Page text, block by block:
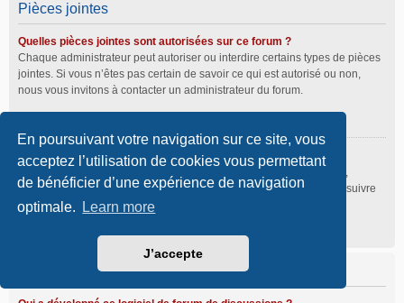
En poursuivant votre navigation sur ce site, vous
acceptez l’utilisation de cookies vous permettant
de bénéficier d’une expérience de navigation
optimale.
Learn more
J’accepte
Pièces jointes
Quelles pièces jointes sont autorisées sur ce forum ?
Chaque administrateur peut autoriser ou interdire certains types de pièces
jointes. Si vous n’êtes pas certain de savoir ce qui est autorisé ou non,
nous vous invitons à contacter un administrateur du forum.
Comment puis-je retrouver toutes mes pièces jointes ?
Pour retrouver la liste des pièces jointes que vous avez transférées,
veuillez vous rendre dans le panneau de contrôle de l’utilisateur et suivre
les liens vers la section des pièces jointes.
À propos de phpBB